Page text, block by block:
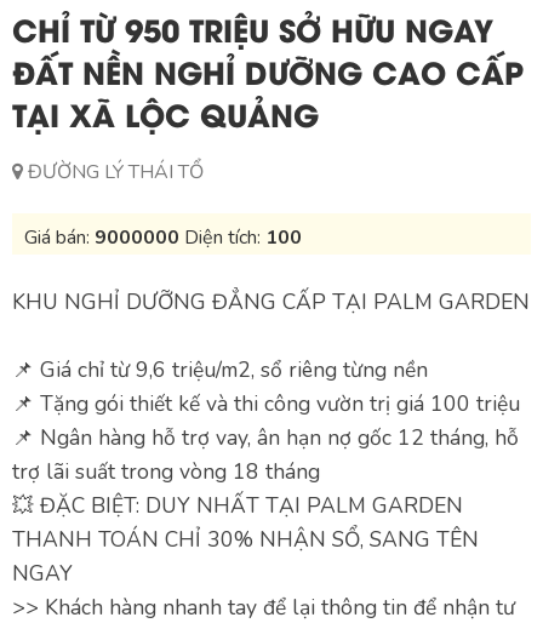
CHỈ TỪ 950 TRIỆU SỞ HỮU NGAY
ĐẤT NỀN NGHỈ DƯỠNG CAO CẤP
TẠI XÃ LỘC QUẢNG
ĐƯỜNG LÝ THÁI TỔ
Giá bán: 9000000 Diện tích: 100
KHU NGHỈ DƯỠNG ĐẲNG CẤP TẠI PALM GARDEN
📌 Giá chỉ từ 9,6 triệu/m2, sổ riêng từng nền
📌 Tặng gói thiết kế và thi công vườn trị giá 100 triệu
📌 Ngân hàng hỗ trợ vay, ân hạn nợ gốc 12 tháng, hỗ
trợ lãi suất trong vòng 18 tháng
💥 ĐẶC BIỆT: DUY NHẤT TẠI PALM GARDEN
THANH TOÁN CHỈ 30% NHẬN SỔ, SANG TÊN
NGAY
>> Khách hàng nhanh tay để lại thông tin để nhận tư